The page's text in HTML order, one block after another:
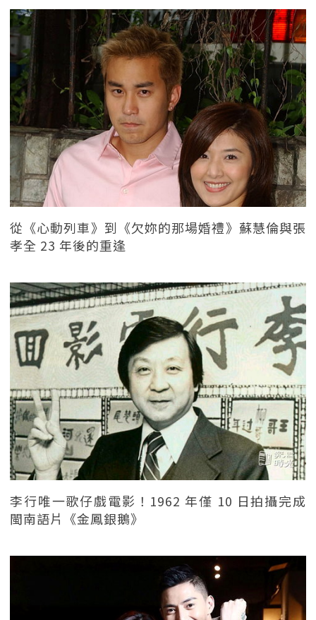
從《心動列車》到《欠妳的那場婚禮》蘇慧倫與張
孝全 23 年後的重逢
李行唯一歌仔戲電影！1962 年僅 10 日拍攝完成
閩南語片《金鳳銀鵝》